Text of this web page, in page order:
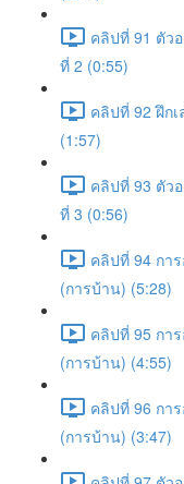
คลิปที่ 91 ตัว
ที่ 2 (0:55)
คลิปที่ 92 ฝึก
(1:57)
คลิปที่ 93 ตัว
ที่ 3 (0:56)
คลิปที่ 94 กา
(การบ้าน) (5:28)
คลิปที่ 95 กา
(การบ้าน) (4:55)
คลิปที่ 96 กา
(การบ้าน) (3:47)